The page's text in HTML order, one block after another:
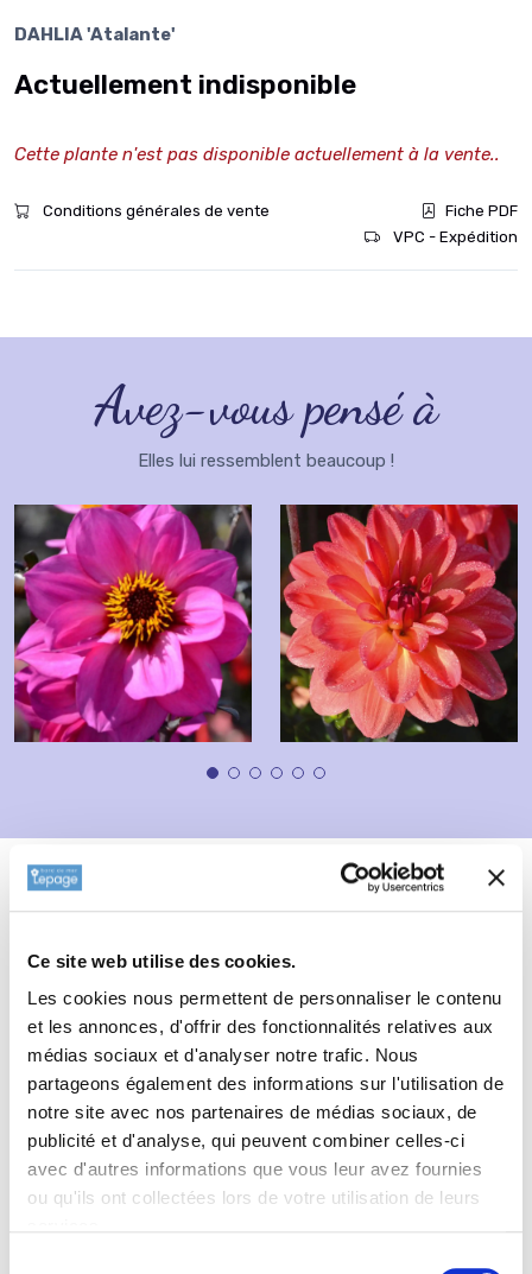
Ce site web utilise des cookies.
Les cookies nous permettent de personnaliser le contenu
et les annonces, d'offrir des fonctionnalités relatives aux
médias sociaux et d'analyser notre trafic. Nous
partageons également des informations sur l'utilisation de
notre site avec nos partenaires de médias sociaux, de
publicité et d'analyse, qui peuvent combiner celles-ci
avec d'autres informations que vous leur avez fournies
ou qu'ils ont collectées lors de votre utilisation de leurs
DAHLIA 'Atalante'
Actuellement indisponible
Cette plante n'est pas disponible actuellement à la vente..
Conditions générales de vente
Fiche PDF
VPC - Expédition
Avez-vous pensé à
Elles lui ressemblent beaucoup !
Fiche technique
Informations complémentaires
Type de sol deDAHLIA 'Atalante'
tout type de sol.